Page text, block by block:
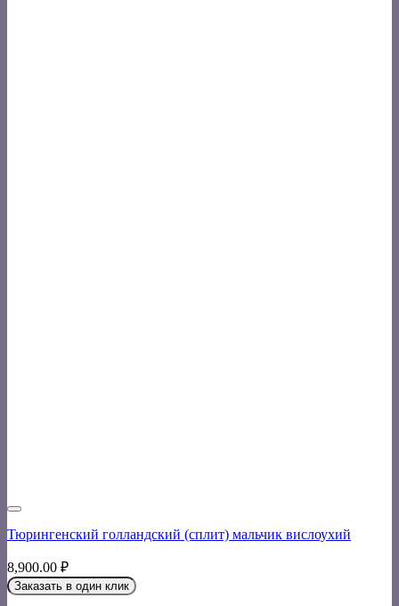
Тюрингенский голландский (сплит) мальчик вислоухий
8,900.00 ₽
Заказать в один клик